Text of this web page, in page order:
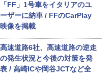
「FF」1号車をイタリアのユ
ーザーに納車 / FFのCarPlay
映像を掲載
高速道路6社、高速道路の逆走
の発生状況と今後の対策を発
表 / 高崎ICや岡谷JCTなど全